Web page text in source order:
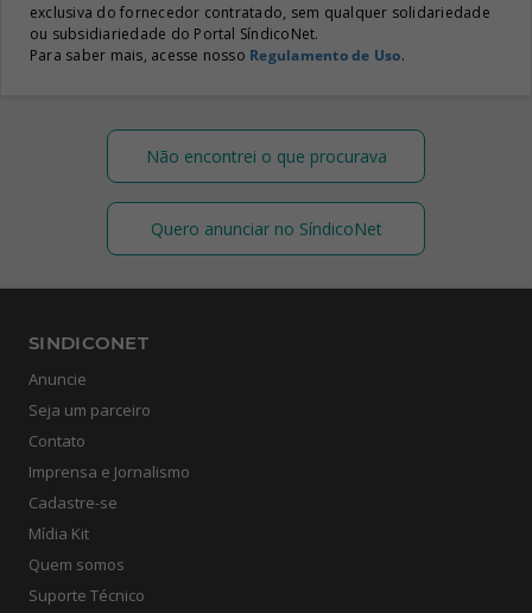
exclusiva do fornecedor contratado, sem qualquer solidariedade
ou subsidiariedade do Portal SíndicoNet.
Para saber mais, acesse nosso Regulamento de Uso.
Não encontrei o que procurava
Quero anunciar no SíndicoNet
SINDICONET
Anuncie
Seja um parceiro
Contato
Imprensa e Jornalismo
Cadastre-se
Mídia Kit
Quem somos
Suporte Técnico